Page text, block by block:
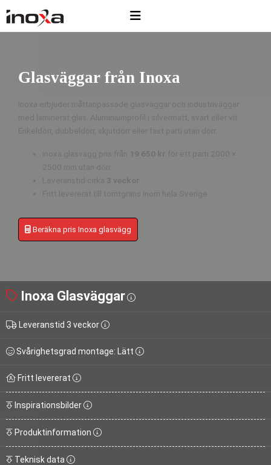
Glasväggar från Inoxa
Beräkna pris Inoxa glasvägg
Inoxa Glasväggar
Leveranstid 3 veckor
Svårighetsgrad montage: Lätt
Fritt levererat
Inspirationsbilder
Produktinformation
Teknisk data